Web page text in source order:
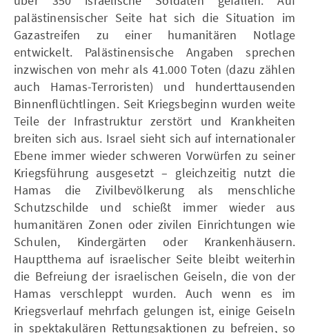
palästinensischer Seite hat sich die Situation im
Gazastreifen zu einer humanitären Notlage
entwickelt. Palästinensische Angaben sprechen
inzwischen von mehr als 41.000 Toten (dazu zählen
auch Hamas-Terroristen) und hunderttausenden
Binnenflüchtlingen. Seit Kriegsbeginn wurden weite
Teile der Infrastruktur zerstört und Krankheiten
breiten sich aus. Israel sieht sich auf internationaler
Ebene immer wieder schweren Vorwürfen zu seiner
Kriegsführung ausgesetzt – gleichzeitig nutzt die
Hamas die Zivilbevölkerung als menschliche
Schutzschilde und schießt immer wieder aus
humanitären Zonen oder zivilen Einrichtungen wie
Schulen, Kindergärten oder Krankenhäusern.
Hauptthema auf israelischer Seite bleibt weiterhin
die Befreiung der israelischen Geiseln, die von der
Hamas verschleppt wurden. Auch wenn es im
Kriegsverlauf mehrfach gelungen ist, einige Geiseln
in spektakulären Rettungsaktionen zu befreien, so